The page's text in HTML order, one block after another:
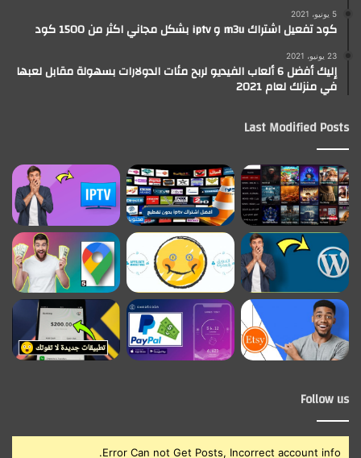
5 يونيو، 2021
كود تفعيل اشتراك m3u و iptv بشكل مجاني اكثر من 1500 كود
23 يونيو، 2021
إليك أفضل 6 ألعاب الفيديو لربح مئات الدولارات بسهولة مقابل لعبها
في منزلك لعام 2021
Last Modified Posts
Follow us
Error Can not Get Posts, Incorrect account info.